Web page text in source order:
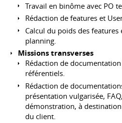
Travail en binôme avec PO
Rédaction de features et
Calcul du poids des
planning.
Missions transverses
Rédaction de
référentiels.
Rédaction de
présentation vulgarisée,
démonstration, à
du client.